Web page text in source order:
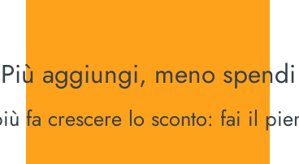
Più aggiungi, meno spendi
fa crescere lo sconto: fai il